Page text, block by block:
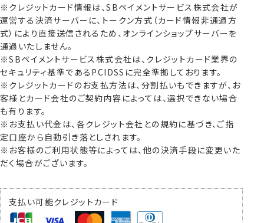
※クレジットカード情報は、SBペイメントサービス株式会社が
運営する決済サーバーに、トークン方式（カード情報非通過方
式）により直接送信されるため、オンラインショップサーバーを
通過いたしません。
※SBペイメントサービス株式会社は、クレジットカード業界の
セキュリティ基準であるPCIDSSに完全準拠しております。
※クレジットカードのお支払方法は、分割払いもできますが、お
客様とカード会社のご契約内容によっては、選択できない場合
も有ります。
※お支払い代金は、各クレジット会社との規約に基づき、ご指
定口座から自動引き落としされます。
※お客様のご利用状態等によっては、他の決済手段に変更いた
だく場合がございます。
支払い可能クレジットカード